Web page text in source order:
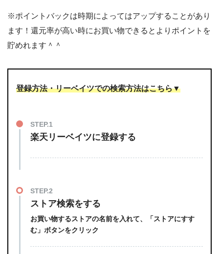
※ポイントバックは時期によってはアップすることがあり
ます！還元率が高い時にお買い物できるとよりポイントを
貯めれます＾＾
登録方法・リーベイツでの検索方法はこちら▼
STEP.1
楽天リーベイツに登録する
STEP.2
ストア検索をする
お買い物するストアの名前を入れて、「ストアにすす
む」ボタンをクリック